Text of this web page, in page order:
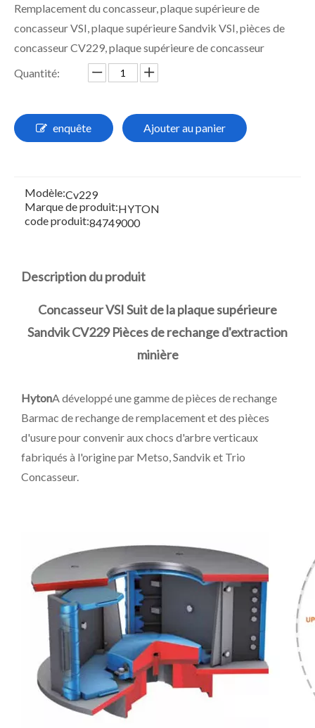
Remplacement du concasseur, plaque supérieure de
concasseur VSI, plaque supérieure Sandvik VSI, pièces de
concasseur CV229, plaque supérieure de concasseur
Quantité:
enquête Ajouter au panier
Modèle:Cv229
Marque de produit:HYTON
code produit:84749000
Description du produit
Concasseur VSI Suit de la plaque supérieure
Sandvik CV229 Pièces de rechange d'extraction
minière
HytonA développé une gamme de pièces de rechange
Barmac de rechange de remplacement et des pièces
d'usure pour convenir aux chocs d'arbre verticaux
fabriqués à l'origine par Metso, Sandvik et Trio
Concasseur.